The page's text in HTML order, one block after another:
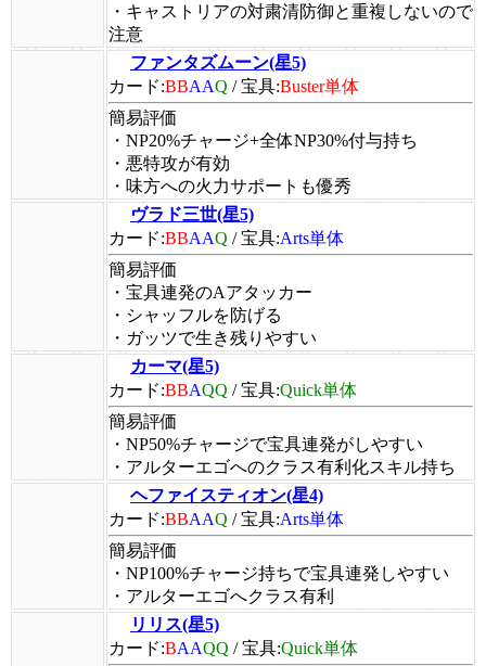
・キャストリアの対粛清防御と重複しないので
注意
ファンタズムーン(星5)
カード:BBAAQ /宝具:Buster単体
簡易評価
・NP20%チャージ+全体NP30%付与持ち
・悪特攻が有効
・味方への火力サポートも優秀
ヴラド三世(星5)
カード:BBAAQ /宝具:Arts単体
簡易評価
・宝具連発のAアタッカー
・シャッフルを防げる
・ガッツで生き残りやすい
カーマ(星5)
カード:BBAQQ /宝具:Quick単体
簡易評価
・NP50%チャージで宝具連発がしやすい
・アルターエゴへのクラス有利化スキル持ち
ヘファイスティオン(星4)
カード:BBAAQ /宝具:Arts単体
簡易評価
・NP100%チャージ持ちで宝具連発しやすい
・アルターエゴへクラス有利
リリス(星5)
カード:BAAQQ /宝具:Quick単体